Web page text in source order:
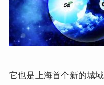
它也是上海首个新的城